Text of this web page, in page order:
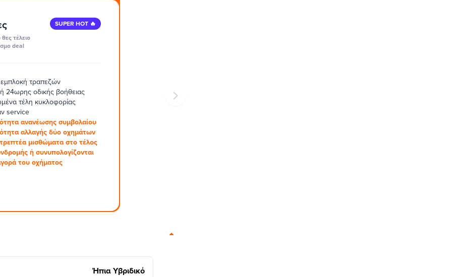
τέλειο
deal
SUPER HOT 🔥
τραπεζών
24ωρης οδικής βοήθειας
τέλη κυκλοφορίας
service
ανανέωσης συμβολαίου
αλλαγής δύο οχημάτων
μισθώματα στο τέλος
ή συνυπολογίζονται
του οχήματος
Ήπια Υβριδικό